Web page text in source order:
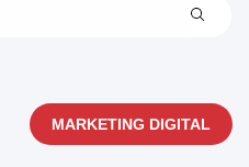
MARKETING DIGITAL